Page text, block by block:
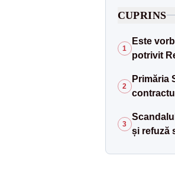
CUPRINS
1
Este
potrivit
2
Primăria
3
și refuză